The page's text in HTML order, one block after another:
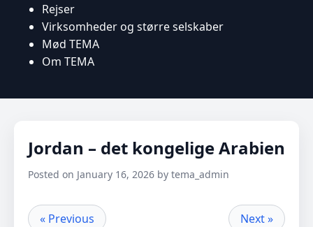
Rejser
Virksomheder og større selskaber
Mød TEMA
Om TEMA
Jordan – det kongelige Arabien
Posted on January 16, 2026 by tema_admin
« Previous Next »